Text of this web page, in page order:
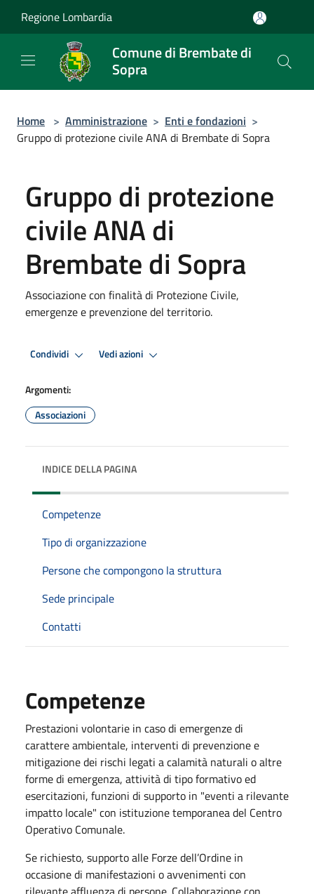
Regione Lombardia
Comune di Brembate di
Sopra
Home > Amministrazione > Enti e fondazioni >
Gruppo di protezione civile ANA di Brembate di Sopra
Gruppo di protezione
civile ANA di
Brembate di Sopra
Associazione con finalità di Protezione Civile,
emergenze e prevenzione del territorio.
Condividi Vedi azioni
Argomenti:
Associazioni
INDICE DELLA PAGINA
Competenze
Tipo di organizzazione
Persone che compongono la struttura
Sede principale
Contatti
Competenze
Prestazioni volontarie in caso di emergenze di
carattere ambientale, interventi di prevenzione e
mitigazione dei rischi legati a calamità naturali o altre
forme di emergenza, attività di tipo formativo ed
esercitazioni, funzioni di supporto in "eventi a rilevante
impatto locale" con istituzione temporanea del Centro
Operativo Comunale.
Se richiesto, supporto alle Forze dell’Ordine in
occasione di manifestazioni o avvenimenti con